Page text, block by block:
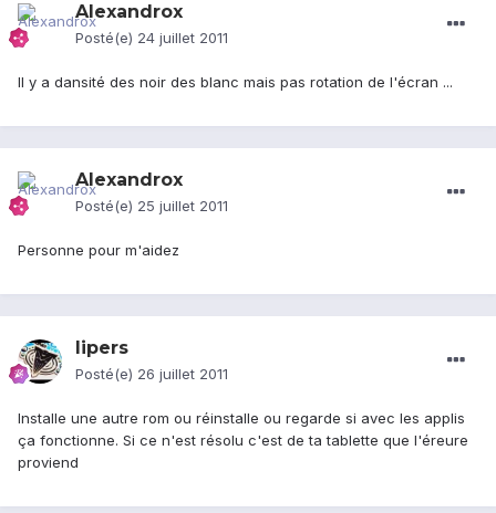
Alexandrox
Posté(e) 24 juillet 2011
Il y a dansité des noir des blanc mais pas rotation de l'écran ...
Alexandrox
Posté(e) 25 juillet 2011
Personne pour m'aidez
lipers
Posté(e) 26 juillet 2011
Installe une autre rom ou réinstalle ou regarde si avec les applis
ça fonctionne. Si ce n'est résolu c'est de ta tablette que l'éreure
proviend